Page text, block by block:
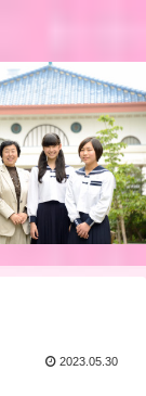
2023.05.30